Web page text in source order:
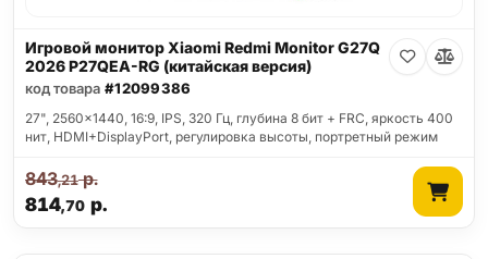
Игровой монитор Xiaomi Redmi Monitor G27Q
2026 P27QEA-RG (китайская версия)
код товара #12099386
27", 2560x1440, 16:9, IPS, 320 Гц, глубина 8 бит + FRC, яркость 400
нит, HDMI+DisplayPort, регулировка высоты, портретный режим
814,70р.
843,21р.